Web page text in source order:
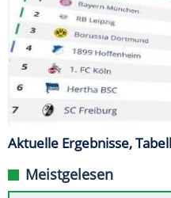
Aktuelle Ergebnisse,
Meistgelesen